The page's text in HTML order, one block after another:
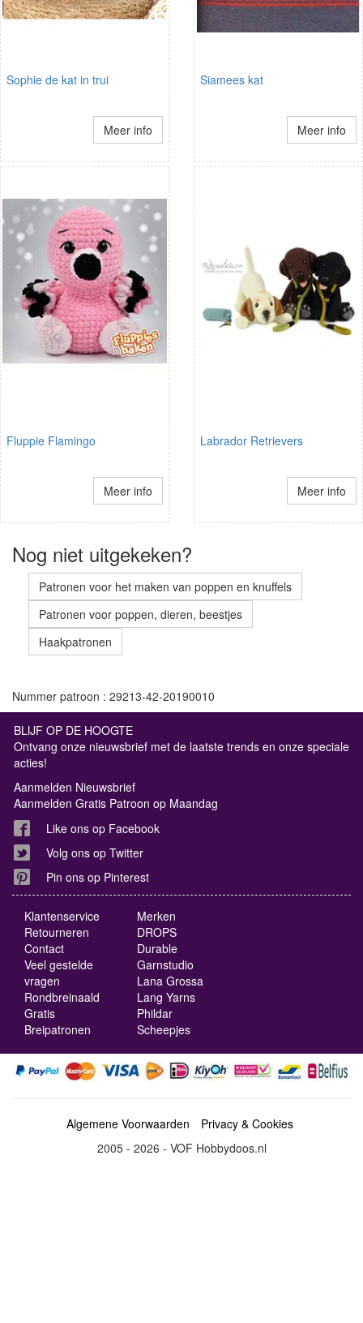
Sophie de kat in trui
Meer info
Siamees kat
Meer info
Fluppie Flamingo
Meer info
Labrador Retrievers
Meer info
Nog niet uitgekeken?
Patronen voor het maken van poppen en knuffels
Patronen voor poppen, dieren, beestjes
Haakpatronen
Nummer patroon : 29213-42-20190010
BLIJF OP DE HOOGTE
Ontvang onze nieuwsbrief met de laatste trends en onze speciale
acties!
Aanmelden Nieuwsbrief
Aanmelden Gratis Patroon op Maandag
Like ons op Facebook
Volg ons op Twitter
Pin ons op Pinterest
Klantenservice
Retourneren
Contact
Veel gestelde
vragen
Rondbreinaald
Gratis
Breipatronen
Merken
DROPS
Durable
Garnstudio
Lana Grossa
Lang Yarns
Phildar
Scheepjes
Algemene Voorwaarden
Privacy & Cookies
2005 - 2026 - VOF Hobbydoos.nl